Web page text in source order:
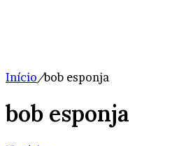
Início/bob esponja
bob esponja